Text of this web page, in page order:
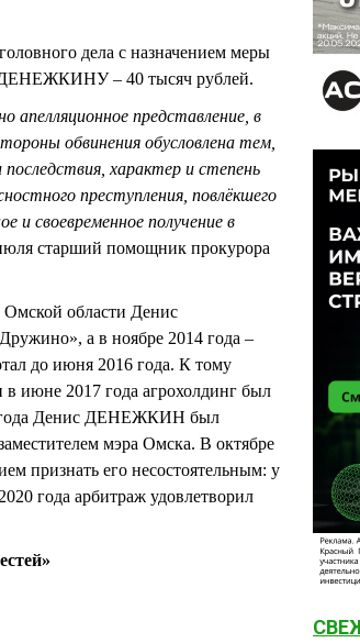
дела с назначением меры
ДЕНЕЖКИНУ – 40 тысяч рублей.
апелляционное представление, в
обвинения обусловлена тем,
характер и степень
преступления, повлёкшего
и своевременное получение в
старший помощник прокурора
Омской области Денис
а в ноябре 2014 года –
до июня 2016 года. К тому
июне 2017 года агрохолдинг был
года Денис ДЕНЕЖКИН был
мэра Омска. В октябре
признать его несостоятельным: у
года арбитраж удовлетворил